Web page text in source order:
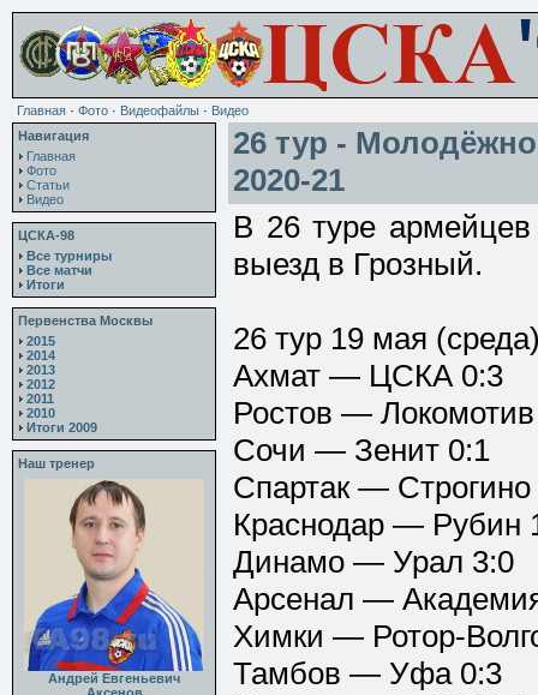
Главная · Фото · Видеофайлы · Видео
Навигация
Главная
Фото
Статьи
Видео
ЦСКА-98
Все турниры
Все матчи
Итоги
Первенства Москвы
2015
2014
2013
2012
2011
2010
Итоги 2009
Наш тренер
Андрей Евгеньевич
26 тур -
2020-21
В 26 туре
выезд в Грозный.
26 тур 19 мая
Ахмат — ЦСКА 0:3
Ростов —
Сочи — Зенит 0:1
Спартак — Строгино
Краснодар — Рубин
Динамо — Урал 3:0
Арсенал —
Химки — Ротор-
Тамбов — Уфа 0:3